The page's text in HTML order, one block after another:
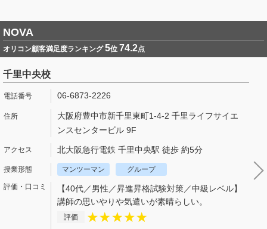
NOVA
オリコン顧客満足度ランキング5位 74.2点
千里中央校
06-6873-2226
大阪府豊中市新千里東町1-4-2 千里ライフサイエ
ンスセンタービル 9F
北大阪急行電鉄 千里中央駅 徒歩 約5分
マンツーマン グループ
【40代／男性／昇進昇格試験対策／中級レベル】
講師の思いやりや気遣いが素晴らしい。
評価